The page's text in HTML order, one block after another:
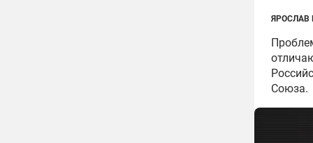
ЯРОСЛАВ
Союза.